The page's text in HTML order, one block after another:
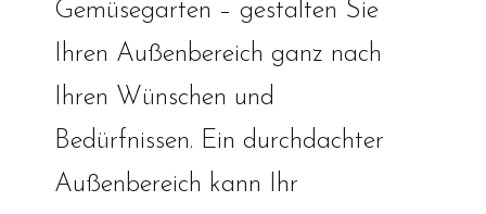
Gemüsegarten – gestalten Sie
Ihren Außenbereich ganz nach
Ihren Wünschen und
Bedürfnissen. Ein durchdachter
Außenbereich kann Ihr